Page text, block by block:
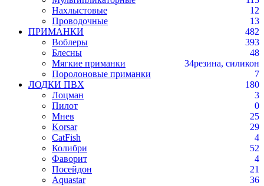
Нахлыстовые
12
Проводочные
13
ПРИМАНКИ
482
Воблеры
393
Блесны
48
Мягкие приманки
резина, силикон
34
Поролоновые приманки
7
ЛОДКИ ПВХ
180
Лоцман
3
Пилот
0
Мнев
25
Korsar
29
CatFish
4
Колибри
52
Фаворит
4
Посейдон
21
Aquastar
36